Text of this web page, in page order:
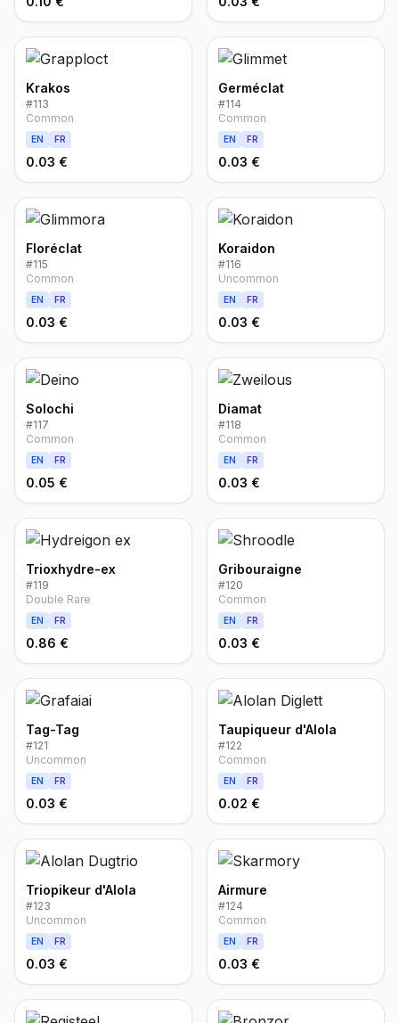
Krakos
#113
Common
EN FR
0.03 €
Germéclat
#114
Common
EN FR
0.03 €
Floréclat
#115
Common
EN FR
0.03 €
Koraidon
#116
Uncommon
EN FR
0.03 €
Solochi
#117
Common
EN FR
0.05 €
Diamat
#118
Common
EN FR
0.03 €
Trioxhydre-ex
#119
Double Rare
EN FR
0.86 €
Gribouraigne
#120
Common
EN FR
0.03 €
Tag-Tag
#121
Uncommon
EN FR
0.03 €
Taupiqueur d'Alola
#122
Common
EN FR
0.02 €
Triopikeur d'Alola
#123
Uncommon
EN FR
0.03 €
Airmure
#124
Common
EN FR
0.03 €